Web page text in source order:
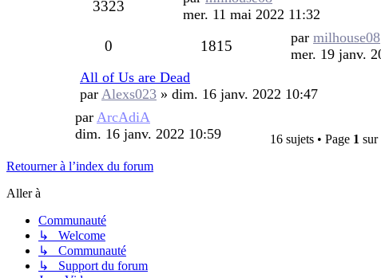
3323
message
mer. 11 mai 2022 11:32
0 1815
Dernier
message
par milhouse08
mer. 19 janv.
All of Us are Dead
par Alexs023 » dim. 16 janv. 2022 10:47
Dernier
message
par ArcAdiA
dim. 16 janv. 2022 10:59
16 sujets • Page 1 sur
Retourner à l’index du forum
Aller à
Communauté
↳ Welcome
↳ Communauté
↳ Support du forum